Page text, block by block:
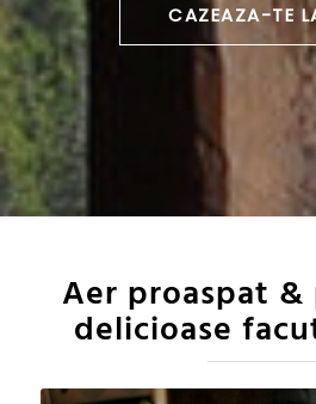
CAZEAZA-TE
Aer proaspat
delicioase